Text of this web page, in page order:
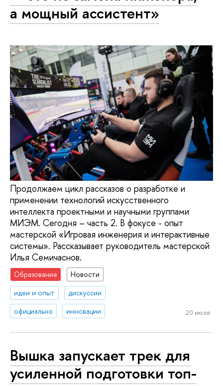
а мощный ассистент»
Продолжаем цикл рассказов о разработке и
применении технологий искусственного
интеллекта проектными и научными группами
МИЭМ. Сегодня – часть 2. В фокусе - опыт
мастерской «Игровая инженерия и интерактивные
системы». Рассказывает руководитель мастерской
Илья Семичаснов.
Образование
Новости
идеи и опыт
дискуссии
официально
инновации 20 июля
Вышка запускает трек для
усиленной подготовки топ-